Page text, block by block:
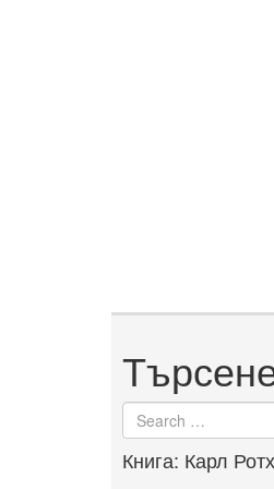
Search
for
Книга: Карл